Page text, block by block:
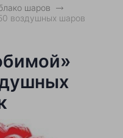
шаров
воздушных шаров